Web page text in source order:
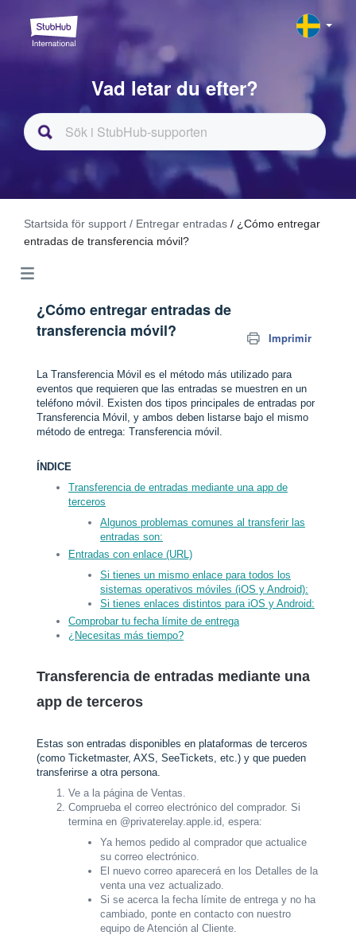
Vad letar du efter?
Startsida för support / Entregar entradas / ¿Cómo entregar
entradas de transferencia móvil?
¿Cómo entregar entradas de
transferencia móvil?
Imprimir
La Transferencia Móvil es el método más utilizado para
eventos que requieren que las entradas se muestren en un
teléfono móvil. Existen dos tipos principales de entradas por
Transferencia Móvil, y ambos deben listarse bajo el mismo
método de entrega: Transferencia móvil.
ÍNDICE
Transferencia de entradas mediante una app de
terceros
Algunos problemas comunes al transferir las
entradas son:
Entradas con enlace (URL)
Si tienes un mismo enlace para todos los
sistemas operativos móviles (iOS y Android):
Si tienes enlaces distintos para iOS y Android:
Comprobar tu fecha límite de entrega
¿Necesitas más tiempo?
Transferencia de entradas mediante una
app de terceros
Estas son entradas disponibles en plataformas de terceros
(como Ticketmaster, AXS, SeeTickets, etc.) y que pueden
transferirse a otra persona.
Ve a la página de Ventas.
Comprueba el correo electrónico del comprador. Si
termina en @privaterelay.apple.id, espera:
Ya hemos pedido al comprador que actualice
su correo electrónico.
El nuevo correo aparecerá en los Detalles de la
venta una vez actualizado.
Si se acerca la fecha límite de entrega y no ha
cambiado, ponte en contacto con nuestro
equipo de Atención al Cliente.